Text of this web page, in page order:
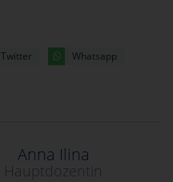
Twitter Whatsapp
Anna Ilina
Hauptdozentin